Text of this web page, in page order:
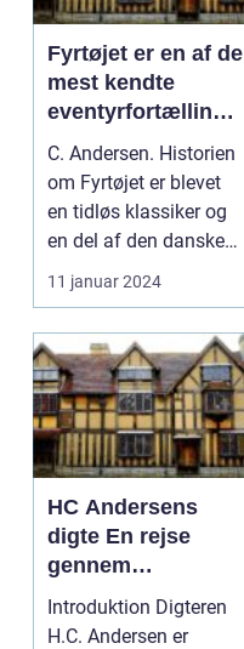
Fyrtøjet er en af de
mest kendte
eventyrfortællinge
r skrevet af den
danske forfatter, H
C. Andersen. Historien
om Fyrtøjet er blevet
en tidløs klassiker og
en del af den danske
kulturarv. ...
11 januar 2024
HC Andersens
digte En rejse
gennem
forfatterskabets
poetiske univers
Introduktion Digteren
H.C. Andersen er